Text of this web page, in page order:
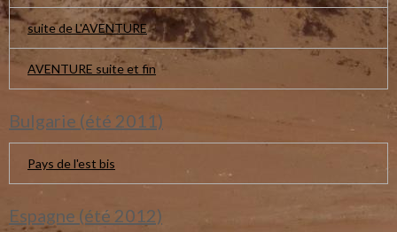
suite de L'AVENTURE
AVENTURE suite et fin
Bulgarie (été 2011)
Pays de l'est bis
Espagne (été 2012)